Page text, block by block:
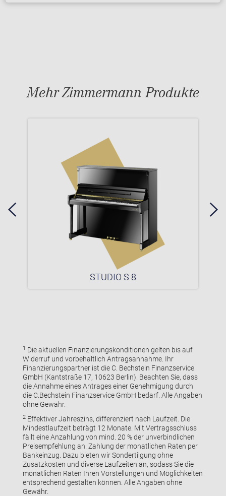
Mehr Zimmermann Produkte
STUDIO S 8
1 Die aktuellen Finanzierungskonditionen gelten bis auf
Widerruf und vorbehaltlich Antragsannahme. Ihr
Finanzierungspartner ist die C. Bechstein Finanzservice
GmbH (Kantstraße 17, 10623 Berlin). Beachten Sie, dass
die Annahme eines Antrages einer Genehmigung durch
die C.Bechstein Finanzservice GmbH bedarf. Alle Angaben
ohne Gewähr.
2Effektiver Jahreszins, differenziert nach Laufzeit. Die
Mindestlaufzeit beträgt 12 Monate. Mit Vertragsschluss
fällt eine Anzahlung von mind. 20 % der unverbindlichen
Preisempfehlung an. Zahlung der monatlichen Raten per
Bankeinzug. Dazu bieten wir Sondertilgung ohne
Zusatzkosten und diverse Laufzeiten an, sodass Sie die
monatlichen Raten Ihren Vorstellungen und Möglichkeiten
entsprechend gestalten können. Alle Angaben ohne
Gewähr.